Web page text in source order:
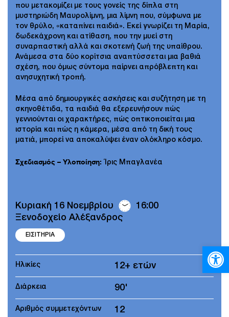
που μετακομίζει με τους γονείς της δίπλα στη
μυστηριώδη Μαυρολίμνη, μια λίμνη που, σύμφωνα με
τον θρύλο, «καταπίνει παιδιά». Εκεί γνωρίζει τη Μαρία,
δωδεκάχρονη και ατίθαση, που την μυεί στη
συναρπαστική αλλά και σκοτεινή ζωή της υπαίθρου.
Ανάμεσα στα δύο κορίτσια αναπτύσσεται μια βαθιά
σχέση, που όμως σύντομα παίρνει απρόβλεπτη και
ανησυχητική τροπή.
Μέσα από δημιουργικές ασκήσεις και συζήτηση με τη
σκηνοθέτιδα, τα παιδιά θα εξερευνήσουν πώς
γεννιούνται οι χαρακτήρες, πώς οπτικοποιείται μια
ιστορία και πώς η κάμερα, μέσα από τη δική τους
ματιά, μπορεί να αποκαλύψει έναν ολόκληρο κόσμο.
Σχεδιασμός – Υλοποίηση: Ίρις Μπαγλανέα
Κυριακή 16 Νοεμβρίου
16:00
Ξενοδοχείο Αλέξανδρος
ΕΙΣΙΤΗΡΙΑ
Ηλικίες 12+ ετών
Διάρκεια 90'
Αριθμός συμμετεχόντων 12